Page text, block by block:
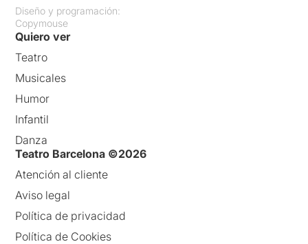
Diseño y programación:
Copymouse
Quiero ver
Teatro
Musicales
Humor
Infantil
Danza
Teatro Barcelona ©2026
Atención al cliente
Aviso legal
Política de privacidad
Política de Cookies